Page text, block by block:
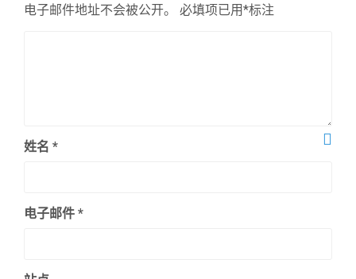
电子邮件地址不会被公开。 必填项已用*标注
姓名 *
电子邮件 *